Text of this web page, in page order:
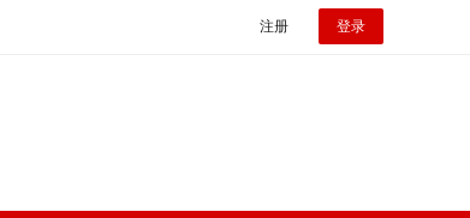
注册 登录